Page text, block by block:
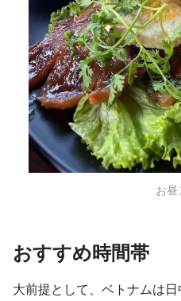
お昼
おすすめ時間帯
大前提として、ベトナムは